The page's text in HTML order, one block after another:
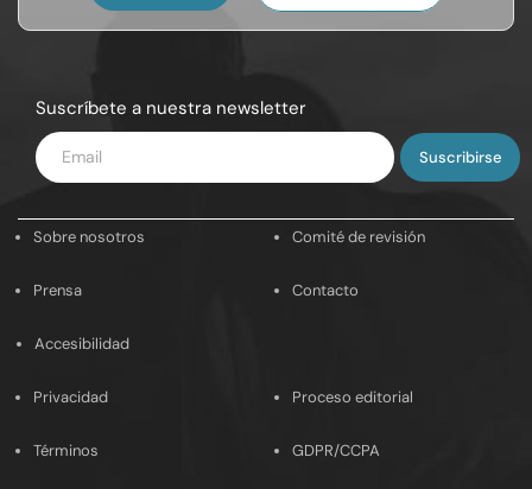
Suscríbete a nuestra newsletter
Introduce
tu
Sobre nosotros Comité de revisión
Prensa Contacto
Accesibilidad
Privacidad Proceso editorial
Términos GDPR/CCPA